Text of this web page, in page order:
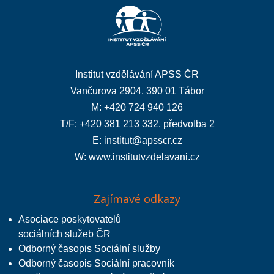
Institut vzdělávání APSS ČR
Vančurova 2904, 390 01 Tábor
M: +420 724 940 126
T/F: +420 381 213 332, předvolba 2
E: institut@apsscr.cz
W: www.institutvzdelavani.cz
Zajímavé odkazy
Asociace poskytovatelů
sociálních služeb ČR
Odborný časopis Sociální služby
Odborný časopis Sociální pracovník